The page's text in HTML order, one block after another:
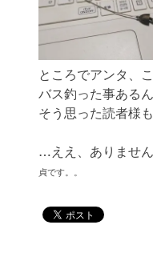
ところでアンタ、
バス釣った事ある
そう思った読者様も
…ええ、ありません
貞です。。